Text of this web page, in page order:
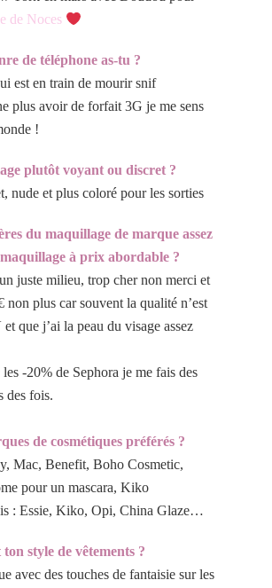
de Noces
de téléphone as-tu ?
est en train de mourir snif
plus avoir de forfait 3G je me sens
!
plutôt voyant ou discret ?
nude et plus coloré pour les sorties
du maquillage de marque assez
à prix abordable ?
juste milieu, trop cher non merci et
non plus car souvent la qualité n’est
que j’ai la peau du visage assez
-20% de Sephora je me fais des
des fois.
de cosmétiques préférés ?
Mac, Benefit, Boho Cosmetic,
pour un mascara, Kiko
: Essie, Kiko, Opi, China Glaze…
ton style de vêtements ?
avec des touches de fantaisie sur les